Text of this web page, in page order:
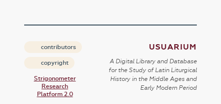
contributors
copyright
Strigonometer
Research
Platform 2.0
USUARIUM
A Digital Library and Database
for the Study of Latin Liturgical
History in the Middle Ages and
Early Modern Period